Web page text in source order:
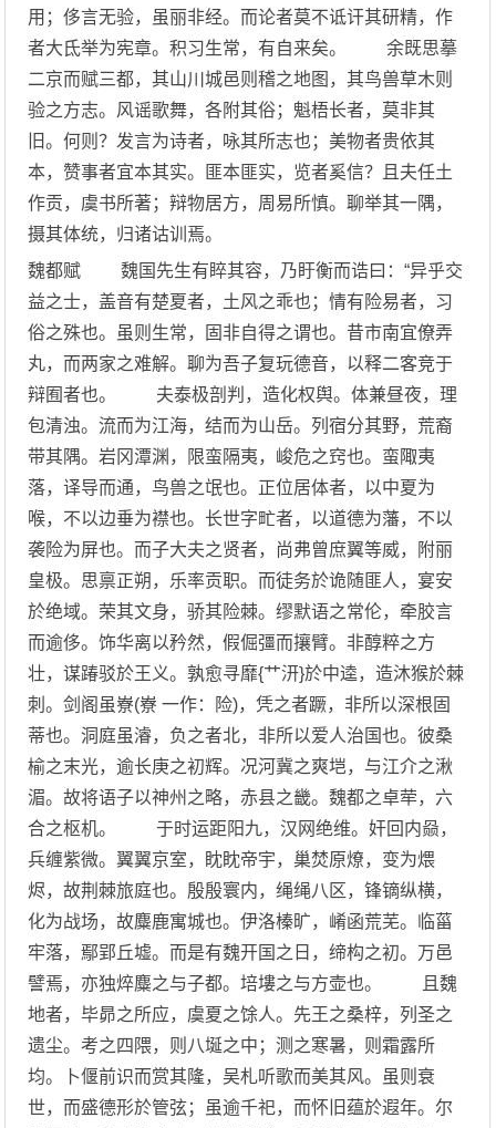
用；侈言无验，虽丽非经。而论者莫不诋讦其研精，作
者大氐举为宪章。积习生常，有自来矣。 余既思摹
二京而赋三都，其山川城邑则稽之地图，其鸟兽草木则
验之方志。风谣歌舞，各附其俗；魁梧长者，莫非其
旧。何则？发言为诗者，咏其所志也；美物者贵依其
本，赞事者宜本其实。匪本匪实，览者奚信？且夫任土
作贡，虞书所著；辩物居方，周易所慎。聊举其一隅，
摄其体统，归诸诂训焉。
魏都赋 魏国先生有睟其容，乃盱衡而诰曰：“异乎交
益之士，盖音有楚夏者，土风之乖也；情有险易者，习
俗之殊也。虽则生常，固非自得之谓也。昔市南宜僚弄
丸，而两家之难解。聊为吾子复玩德音，以释二客竞于
辩囿者也。 夫泰极剖判，造化权舆。体兼昼夜，理
包清浊。流而为江海，结而为山岳。列宿分其野，荒裔
带其隅。岩冈潭渊，限蛮隔夷，峻危之窍也。蛮陬夷
落，译导而通，鸟兽之氓也。正位居体者，以中夏为
喉，不以边垂为襟也。长世字甿者，以道德为藩，不以
袭险为屏也。而子大夫之贤者，尚弗曾庶翼等威，附丽
皇极。思禀正朔，乐率贡职。而徒务於诡随匪人，宴安
於绝域。荣其文身，骄其险棘。缪默语之常伦，牵胶言
而逾侈。饰华离以矜然，假倔彊而攘臂。非醇粹之方
壮，谋踳驳於王义。孰愈寻靡{艹汧}於中逵，造沐猴於棘
刺。剑阁虽嶚(嶚 一作：险)，凭之者蹶，非所以深根固
蒂也。洞庭虽濬，负之者北，非所以爱人治国也。彼桑
榆之末光，逾长庚之初辉。况河冀之爽垲，与江介之湫
湄。故将语子以神州之略，赤县之畿。魏都之卓荦，六
合之枢机。 于时运距阳九，汉网绝维。奸回内赑，
兵缠紫微。翼翼京室，眈眈帝宇，巢焚原燎，变为煨
烬，故荆棘旅庭也。殷殷寰内，绳绳八区，锋镝纵横，
化为战场，故麋鹿寓城也。伊洛榛旷，崤函荒芜。临菑
牢落，鄢郢丘墟。而是有魏开国之日，缔构之初。万邑
譬焉，亦独焠麋之与子都。培塿之与方壶也。 且魏
地者，毕昴之所应，虞夏之馀人。先王之桑梓，列圣之
遗尘。考之四隈，则八埏之中；测之寒暑，则霜露所
均。卜偃前识而赏其隆，吴札听歌而美其风。虽则衰
世，而盛德形於管弦；虽逾千祀，而怀旧蕴於遐年。尔